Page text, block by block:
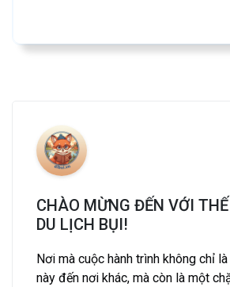
CHÀO MỪNG ĐẾN VỚI
DU LỊCH BỤI!
Nơi mà cuộc hành trình không chỉ
này đến nơi khác, mà còn là một